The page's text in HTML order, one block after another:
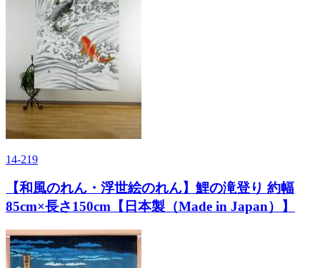
14-219
【和風のれん・浮世絵のれん】鯉の滝登り 約幅
85cm×長さ150cm【日本製（Made in Japan）】